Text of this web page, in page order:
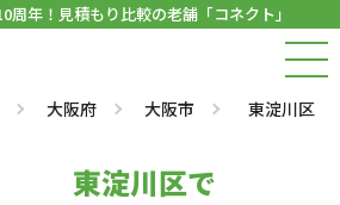
周年！見積もり比較の老舗「コネクト」
大阪府 大阪市 東淀川区
東淀川区で